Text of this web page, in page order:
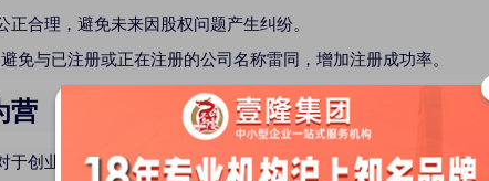
合理，避免未来因股权问题产生纠纷。
免与已注册或正在注册的公司名称雷同，增加注册成功率。
营
于创业新手而言，20万元左右的注册资本既符合市场需求，又便